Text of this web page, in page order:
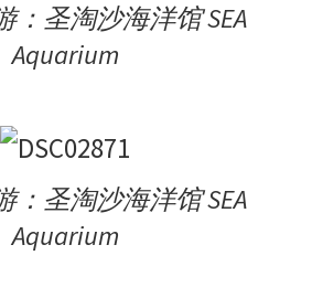
：圣淘沙海洋馆 SEA
Aquarium
：圣淘沙海洋馆 SEA
Aquarium